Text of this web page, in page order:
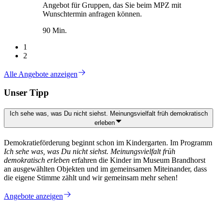
Angebot für Gruppen, das Sie beim MPZ mit
Wunschtermin anfragen können.
90 Min.
1
2
Alle Angebote anzeigen
Unser Tipp
Ich sehe was, was Du nicht siehst. Meinungsvielfalt früh demokratisch
erleben
Demokratieförderung beginnt schon im Kindergarten. Im Programm
Ich sehe was, was Du nicht siehst. Meinungsvielfalt früh
demokratisch erleben erfahren die Kinder im Museum Brandhorst
an ausgewählten Objekten und im gemeinsamen Miteinander, dass
die eigene Stimme zählt und wir gemeinsam mehr sehen!
Angebote anzeigen